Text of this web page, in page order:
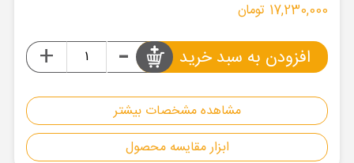
مشاهده مشخصات بیشتر
ابزار مقایسه محصول
17,230,000 تومان
-
+ افزودن به سبد خرید